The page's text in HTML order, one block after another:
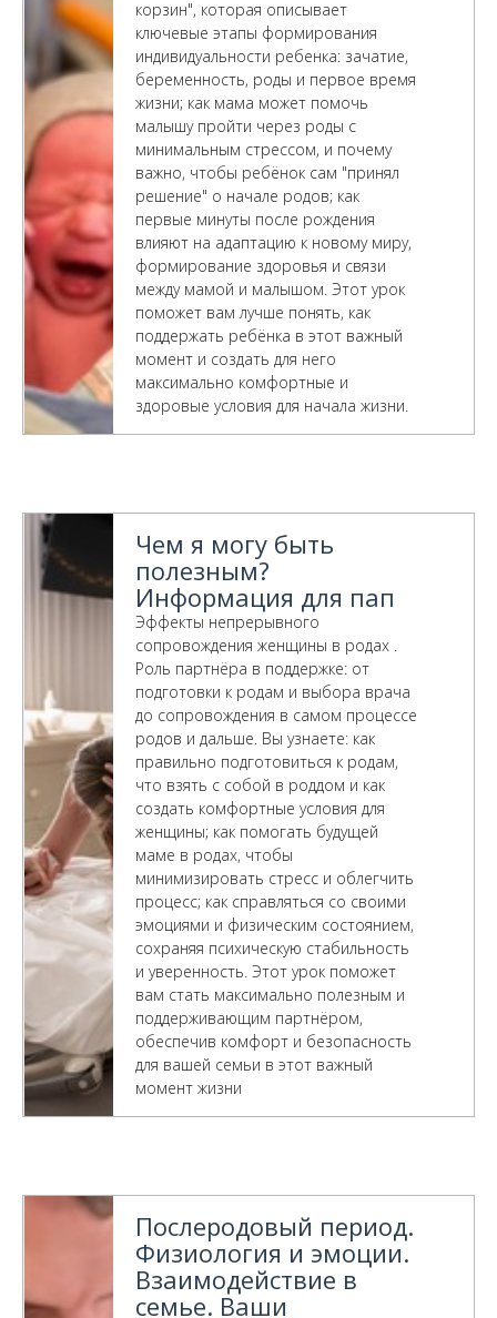
корзин", которая описывает
ключевые этапы формирования
индивидуальности ребенка: зачатие,
беременность, роды и первое время
жизни; как мама может помочь
малышу пройти через роды с
минимальным стрессом, и почему
важно, чтобы ребёнок сам "принял
решение" о начале родов; как
первые минуты после рождения
влияют на адаптацию к новому миру,
формирование здоровья и связи
между мамой и малышом. Этот урок
поможет вам лучше понять, как
поддержать ребёнка в этот важный
момент и создать для него
максимально комфортные и
здоровые условия для начала жизни.
Чем я могу быть
полезным?
Информация для пап
Эффекты непрерывного
сопровождения женщины в родах .
Роль партнёра в поддержке: от
подготовки к родам и выбора врача
до сопровождения в самом процессе
родов и дальше. Вы узнаете: как
правильно подготовиться к родам,
что взять с собой в роддом и как
создать комфортные условия для
женщины; как помогать будущей
маме в родах, чтобы
минимизировать стресс и облегчить
процесс; как справляться со своими
эмоциями и физическим состоянием,
сохраняя психическую стабильность
и уверенность. Этот урок поможет
вам стать максимально полезным и
поддерживающим партнёром,
обеспечив комфорт и безопасность
для вашей семьи в этот важный
момент жизни
Послеродовый период.
Физиология и эмоции.
Взаимодействие в
семье. Ваши